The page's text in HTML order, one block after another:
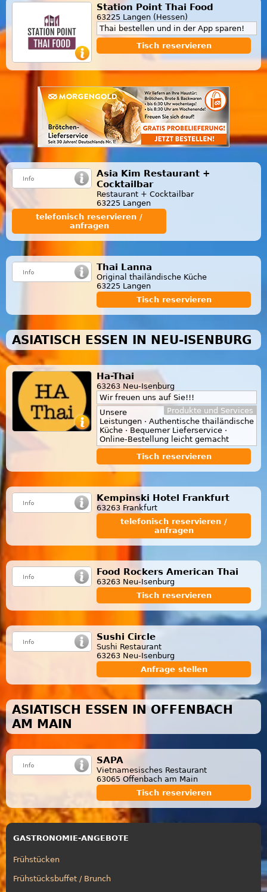
Station Point Thai Food
63225 Langen (Hessen)
Thai bestellen und in der App sparen!
Tisch reservieren
Asia Kim Restaurant +
Cocktailbar
Restaurant + Cocktailbar
63225 Langen
telefonisch reservieren /
anfragen
Thai Lanna
Original thailändische Küche
63225 Langen
Tisch reservieren
ASIATISCH ESSEN IN NEU-ISENBURG
Ha-Thai
63263 Neu-Isenburg
Wir freuen uns auf Sie!!!
Produkte und Services
Unsere
Leistungen · Authentische thailändische
Küche · Bequemer Lieferservice ·
Online-Bestellung leicht gemacht
Tisch reservieren
Kempinski Hotel Frankfurt
63263 Frankfurt
telefonisch reservieren /
anfragen
Food Rockers American Thai
63263 Neu-Isenburg
Tisch reservieren
Sushi Circle
Sushi Restaurant
63263 Neu-Isenburg
Anfrage stellen
ASIATISCH ESSEN IN OFFENBACH
AM MAIN
SAPA
Vietnamesisches Restaurant
63065 Offenbach am Main
Tisch reservieren
GASTRONOMIE-ANGEBOTE
Frühstücken
Frühstücksbuffet / Brunch